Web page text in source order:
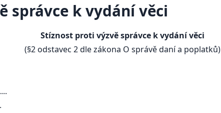
správce k vydání věci
Stíznost proti výzvě správce k vydání věci
(§2 odstavec 2 dle zákona O správě daní a poplatků)